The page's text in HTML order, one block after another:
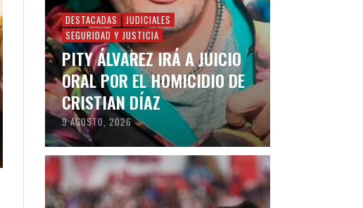
DESTACADAS
JUDICIALES
SEGURIDAD Y JUSTICIA
PITY ÁLVAREZ IRÁ A JUICIO
ORAL POR EL HOMICIDIO DE
CRISTIAN DÍAZ
9 AGOSTO, 2026